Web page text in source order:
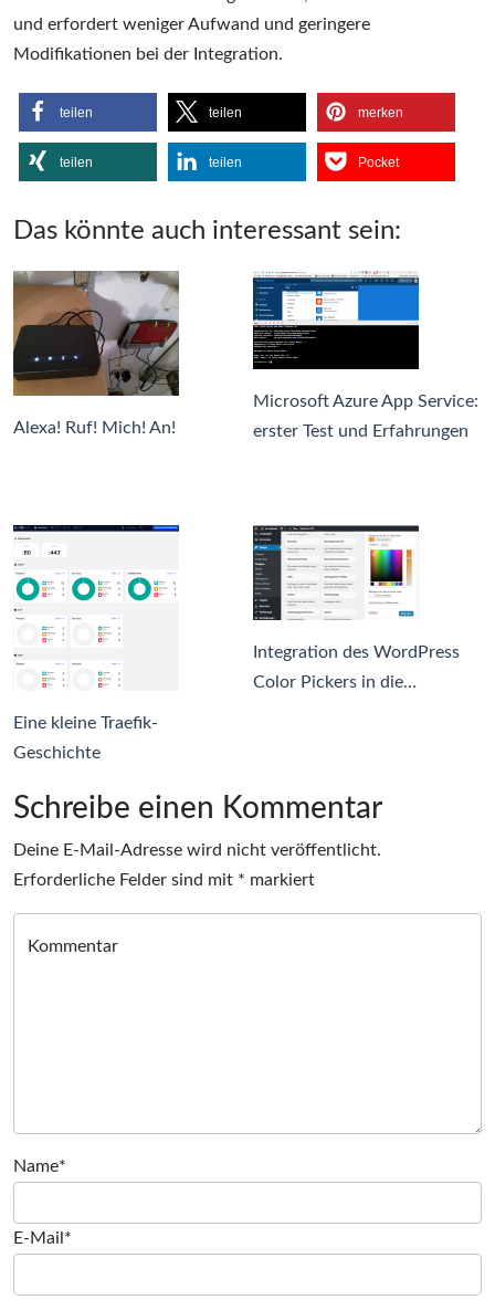
und erfordert weniger Aufwand und geringere
Modifikationen bei der Integration.
teilen teilen merken
teilen teilen Pocket
Das könnte auch interessant sein:
Alexa! Ruf! Mich! An!
Microsoft Azure App Service:
erster Test und Erfahrungen
Eine kleine Traefik-
Geschichte
Integration des WordPress
Color Pickers in die…
Schreibe einen Kommentar
Deine E-Mail-Adresse wird nicht veröffentlicht.
Erforderliche Felder sind mit * markiert
Kommentar
Name*
E-Mail*